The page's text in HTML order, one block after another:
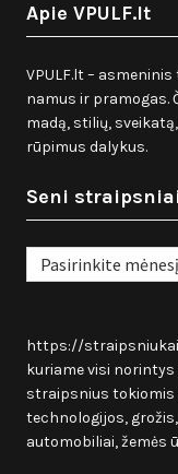
Apie VPULF.lt
VPULF.lt –
namus ir pramogas.
madą, stilių,
rūpimus dalykus.
Seni
Seni
straipsniai
https://
kuriame visi
straipsnius tokiomis
technologijos,
automobiliai, žemės